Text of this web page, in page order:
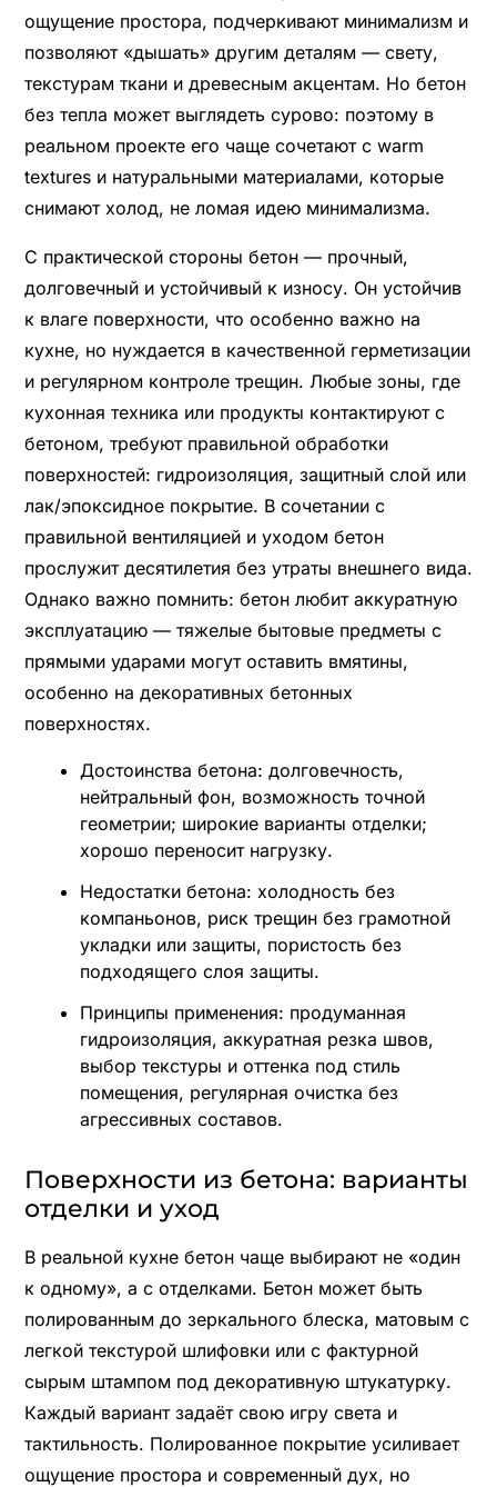
ощущение простора, подчеркивают минимализм и
позволяют «дышать» другим деталям — свету,
текстурам ткани и древесным акцентам. Но бетон
без тепла может выглядеть сурово: поэтому в
реальном проекте его чаще сочетают с warm
textures и натуральными материалами, которые
снимают холод, не ломая идею минимализма.
С практической стороны бетон — прочный,
долговечный и устойчивый к износу. Он устойчив
к влаге поверхности, что особенно важно на
кухне, но нуждается в качественной герметизации
и регулярном контроле трещин. Любые зоны, где
кухонная техника или продукты контактируют с
бетоном, требуют правильной обработки
поверхностей: гидроизоляция, защитный слой или
лак/эпоксидное покрытие. В сочетании с
правильной вентиляцией и уходом бетон
прослужит десятилетия без утраты внешнего вида.
Однако важно помнить: бетон любит аккуратную
эксплуатацию — тяжелые бытовые предметы с
прямыми ударами могут оставить вмятины,
особенно на декоративных бетонных
поверхностях.
Достоинства бетона: долговечность,
нейтральный фон, возможность точной
геометрии; широкие варианты отделки;
хорошо переносит нагрузку.
Недостатки бетона: холодность без
компаньонов, риск трещин без грамотной
укладки или защиты, пористость без
подходящего слоя защиты.
Принципы применения: продуманная
гидроизоляция, аккуратная резка швов,
выбор текстуры и оттенка под стиль
помещения, регулярная очистка без
агрессивных составов.
Поверхности из бетона: варианты
отделки и уход
В реальной кухне бетон чаще выбирают не «один
к одному», а с отделками. Бетон может быть
полированным до зеркального блеска, матовым с
легкой текстурой шлифовки или с фактурной
сырым штампом под декоративную штукатурку.
Каждый вариант задаёт свою игру света и
тактильность. Полированное покрытие усиливает
ощущение простора и современный дух, но